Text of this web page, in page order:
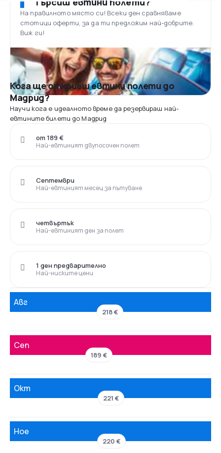
На правилното място си! Всеки ден сравняваме
стотици оферти, за да ти предложим най-добрите.
Виж ги!
Кога ще откриеш евтини полети до
Мадрид?
Научи кога е идеалното време да резервираш най-
евтините билети до Мадрид
Най-евтиният двупосочен полет
от 189 €
Най-евтиният месец за пътуване
Септември
Най-евтиният ден за полет
четвъртък
Най-ниските цени
1 ден предварително
Авг
218 €
Сеп
189 €
Окт
221 €
Ное
220 €